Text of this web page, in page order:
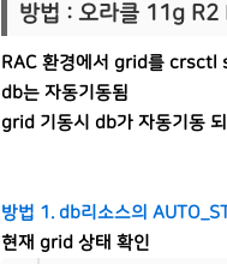
방법 : 오라클 11g R2
RAC 환경에서 grid를
db는 자동기동됨
grid 기동시 db가 자동기동
방법 1. db리소스의
현재 grid 상태 확인